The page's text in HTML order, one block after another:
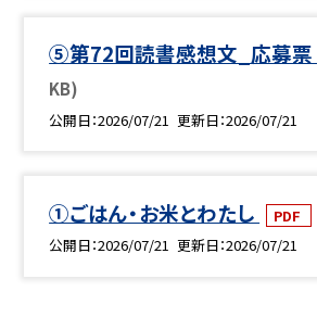
⑤第72回読書感想文_応募票
KB)
公開日 2026/07/21 更新日 2026/07/21
①ごはん・お米とわたし PDF
公開日 2026/07/21 更新日 2026/07/21